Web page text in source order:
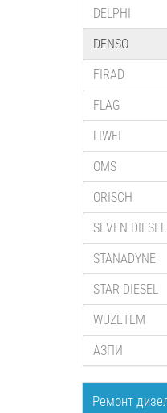
DELPHI
DENSO
FIRAD
FLAG
LIWEI
OMS
ORISCH
SEVEN DIESEL
STANADYNE
STAR DIESEL
WUZETEM
АЗПИ
Ремонт